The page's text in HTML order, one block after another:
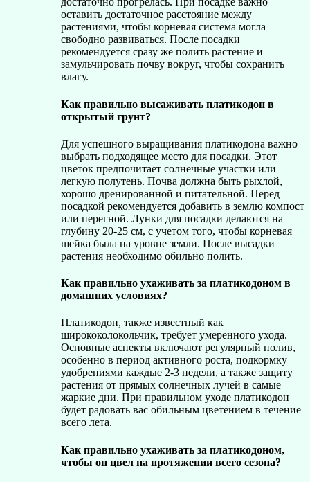
оставить достаточное расстояние между
растениями, чтобы корневая система могла
свободно развиваться. После посадки
рекомендуется сразу же полить растение и
замульчировать почву вокруг, чтобы сохранить
влагу.
Как правильно высаживать платикодон в
открытый грунт?
Для успешного выращивания платикодона важно
выбрать подходящее место для посадки. Этот
цветок предпочитает солнечные участки или
легкую полутень. Почва должна быть рыхлой,
хорошо дренированной и питательной. Перед
посадкой рекомендуется добавить в землю компост
или перегной. Лунки для посадки делаются на
глубину 20-25 см, с учетом того, чтобы корневая
шейка была на уровне земли. После высадки
растения необходимо обильно полить.
Как правильно ухаживать за платикодоном в
домашних условиях?
Платикодон, также известный как
ширококолокольчик, требует умеренного ухода.
Основные аспекты включают регулярный полив,
особенно в период активного роста, подкормку
удобрениями каждые 2-3 недели, а также защиту
растения от прямых солнечных лучей в самые
жаркие дни. При правильном уходе платикодон
будет радовать вас обильным цветением в течение
всего лета.
Как правильно ухаживать за платикодоном,
чтобы он цвел на протяжении всего сезона?